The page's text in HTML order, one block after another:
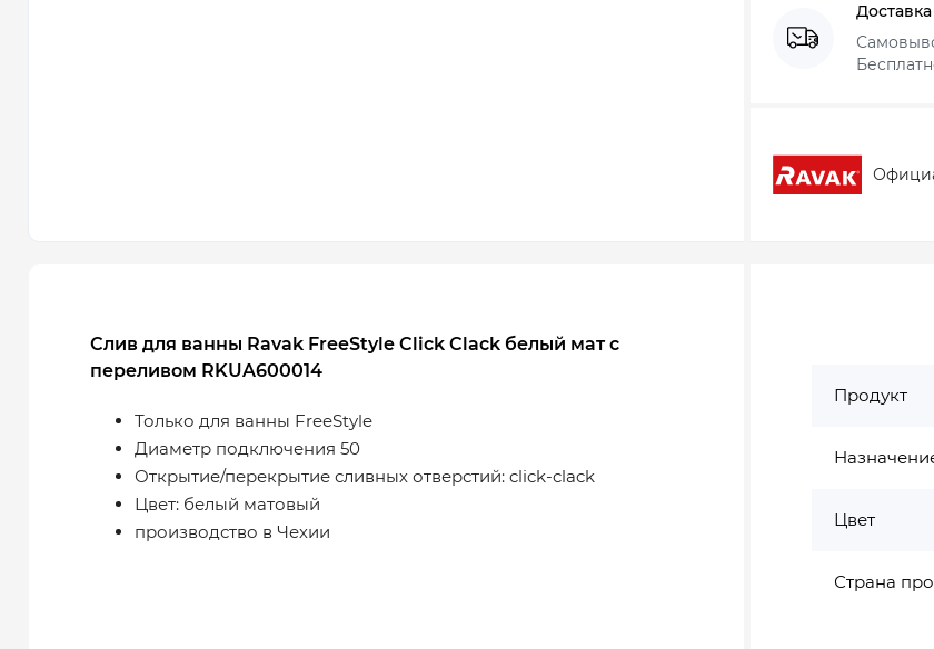
Доставка
Слив для ванны Ravak FreeStyle Click Clack белый мат с
переливом RKUA600014
Только для ванны FreeStyle
Диаметр подключения 50
Открытие/перекрытие сливных отверстий: click-clack
Цвет: белый матовый
производство в Чехии
Продукт
Цвет
Страна